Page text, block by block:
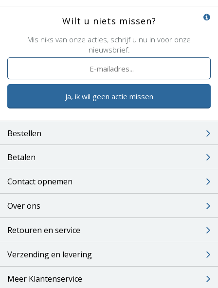
Wilt u niets missen?
Mis niks van onze acties, schrijf u nu in voor onze
nieuwsbrief.
Ja, ik wil geen actie missen
Bestellen
Betalen
Contact opnemen
Over ons
Retouren en service
Verzending en levering
Meer Klantenservice